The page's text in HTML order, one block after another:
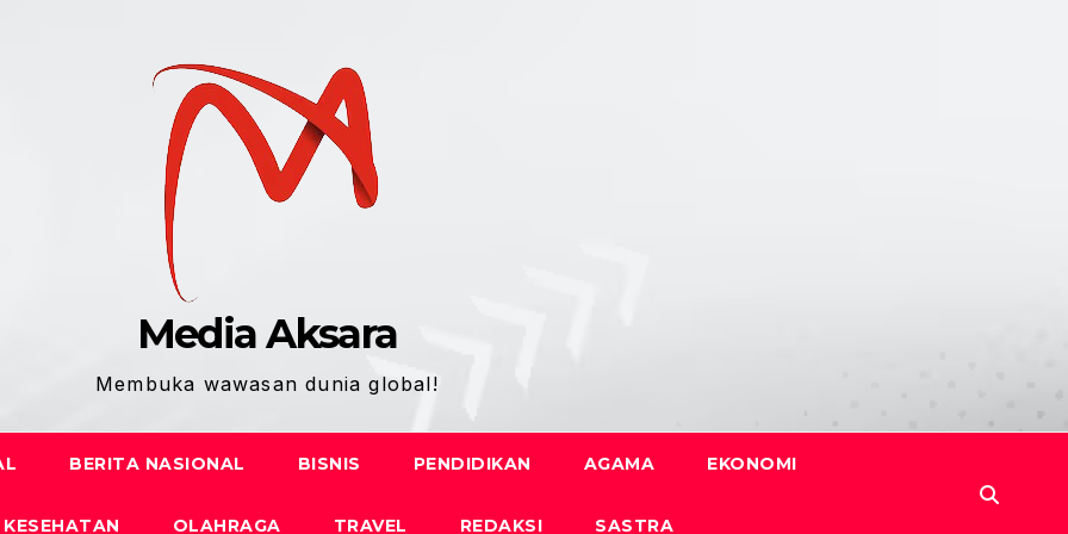
Media Aksara
Membuka wawasan dunia global!
BERITA NASIONAL BISNIS PENDIDIKAN AGAMA EKONOMI
KESEHATAN OLAHRAGA TRAVEL REDAKSI SASTRA